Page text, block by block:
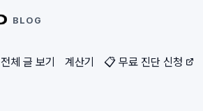
BLOG
전체 글 보기 계산기 📋 무료 진단 신청